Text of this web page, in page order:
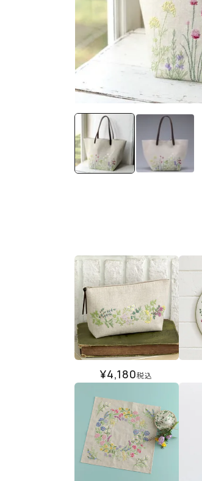
¥4,180税込